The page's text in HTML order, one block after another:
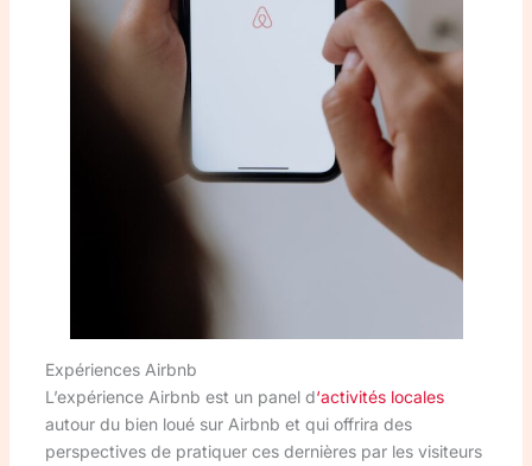
Expériences Airbnb
L’expérience Airbnb est un panel d‘activités locales
autour du bien loué sur Airbnb et qui offrira des
perspectives de pratiquer ces dernières par les visiteurs